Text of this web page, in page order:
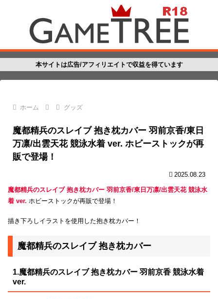
本サイトは広告/アフィリエイトで収益を得ています
ホーム グッズ
魔都精兵のスレイブ 抱き枕カバー 羽前京香/東日
万凛/出雲天花 競泳水着 ver. ホビーストックが再
販で登場！
2025.08.23
魔都精兵のスレイブ 抱き枕カバー 羽前京香/東日万凛/出雲天花 競泳水
着 ver. ホビーストックが再販で登場！
描き下ろしイラストを使用した抱き枕カバー！
魔都精兵のスレイブ 抱き枕カバー
1.魔都精兵のスレイブ 抱き枕カバー 羽前京香 競泳水着
ver.